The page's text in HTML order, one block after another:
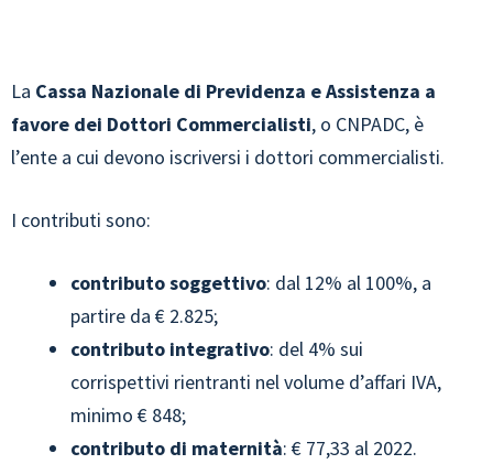
La Cassa Nazionale di Previdenza e Assistenza a
favore dei Dottori Commercialisti, o CNPADC, è
l’ente a cui devono iscriversi i dottori commercialisti.
I contributi sono:
contributo soggettivo: dal 12% al 100%, a
partire da € 2.825;
contributo integrativo: del 4% sui
corrispettivi rientranti nel volume d’affari IVA,
minimo € 848;
contributo di maternità: € 77,33 al 2022.